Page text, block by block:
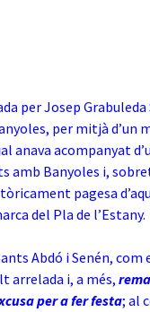
per Josep Grabuleda
per mitjà d’un
anava acompanyat
amb Banyoles i,
pagesa
del Pla de l’Estany.
Abdó i Senén, com
arrelada i, a més,
per a fer festa; al